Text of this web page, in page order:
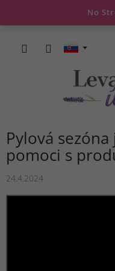
obsah
No
Pylová sezóna
pomoci s
24.4.2024